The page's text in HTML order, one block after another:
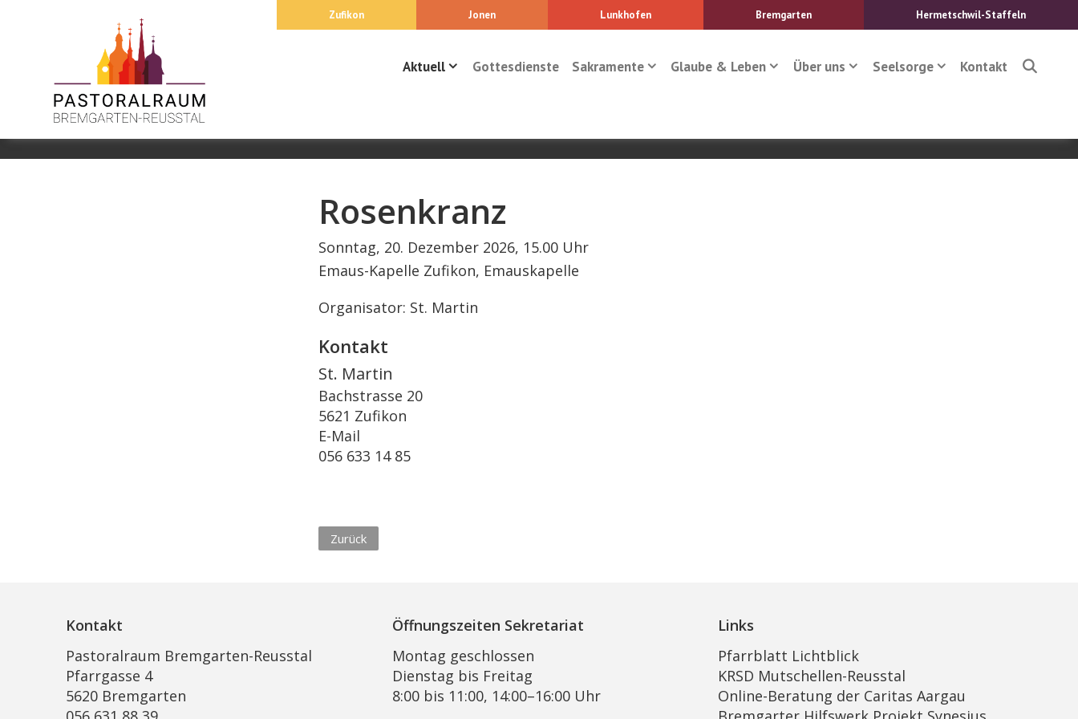
Zufikon Jonen Lunkhofen Bremgarten Hermetschwil-Staffeln
Aktuell Gottesdienste Sakramente Glaube & Leben Über uns Seelsorge Kontakt
Rosenkranz
Sonntag, 20. Dezember 2026, 15.00 Uhr
Emaus-Kapelle Zufikon, Emauskapelle
Organisator: St. Martin
Kontakt
St. Martin
Bachstrasse 20
5621 Zufikon
E-Mail
056 633 14 85
Zurück
Kontakt
Pastoralraum Bremgarten-Reusstal
Pfarrgasse 4
5620 Bremgarten
Öffnungszeiten Sekretariat
Montag geschlossen
Dienstag bis Freitag
8:00 bis 11:00, 14:00–16:00 Uhr
Links
Pfarrblatt Lichtblick
KRSD Mutschellen-Reusstal
Online-Beratung der Caritas Aargau